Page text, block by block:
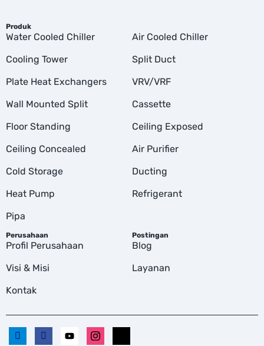
Produk
Water Cooled Chiller
Air Cooled Chiller
Cooling Tower
Split Duct
Plate Heat Exchangers
VRV/VRF
Wall Mounted Split
Cassette
Floor Standing
Ceiling Exposed
Ceiling Concealed
Air Purifier
Cold Storage
Ducting
Heat Pump
Refrigerant
Pipa
Perusahaan
Profil Perusahaan
Visi & Misi
Kontak
Postingan
Blog
Layanan